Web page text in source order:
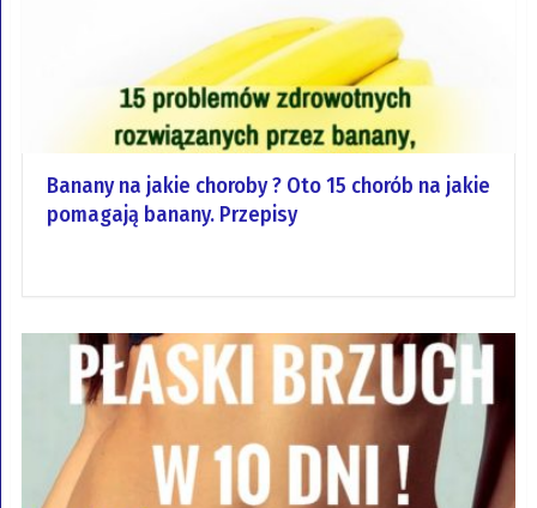
Banany na jakie choroby ? Oto 15 chorób na jakie
pomagają banany. Przepisy